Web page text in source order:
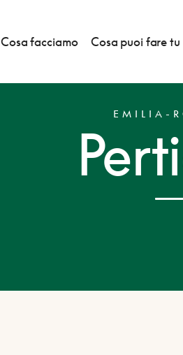
Cosa facciamo Cosa puoi fare tu
EMILIA-